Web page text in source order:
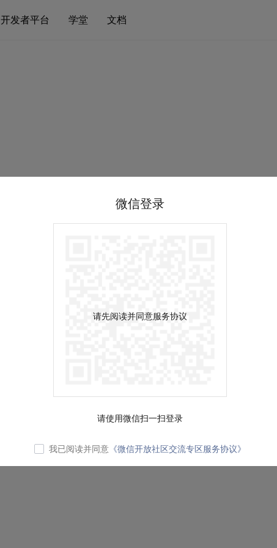
开发者平台 学堂 文档
微信登录
请先阅读并同意服务协议
请使用微信扫一扫登录
我已阅读并同意 《微信开放社区交流专区服务协议》